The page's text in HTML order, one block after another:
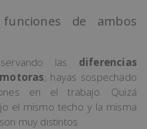
de ambos
las diferencias
, hayas sospechado
en el trabajo. Quizá
el mismo techo y la misma
muy distintos.